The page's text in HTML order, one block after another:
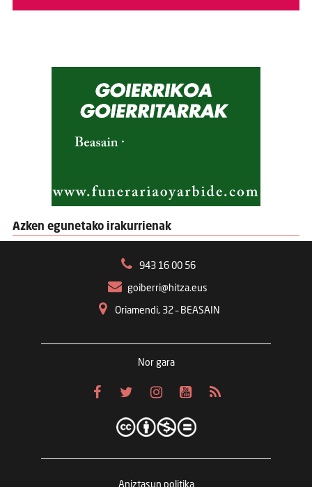
Azken egunetako irakurrienak
943 16 00 56
goiberri@hitza.eus
Oriamendi, 32 – BEASAIN
Nor gara
Aniztasun politika